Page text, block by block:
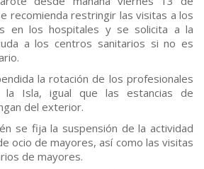
recomienda restringir las visitas a los
en los hospitales y se solicita a la
a los centros sanitarios si no es
la rotación de los profesionales
la Isla, igual que las estancias de
del exterior.
se fija la suspensión de la actividad
ocio de mayores, así como las visitas
de mayores.